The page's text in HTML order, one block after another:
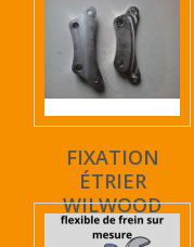
FIXATION
ÉTRIER
WILWOOD